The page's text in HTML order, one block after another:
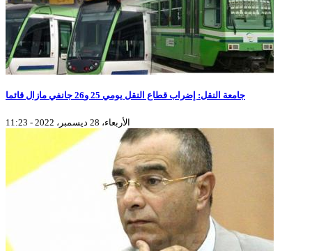
جامعة النقل: إضراب قطاع النقل يومي 25 و26 جانفي مازال قائما
الأربعاء، 28 ديسمبر، 2022 - 11:23